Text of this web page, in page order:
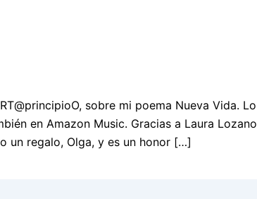
sobre mi poema Nueva Vida. Lo
en Amazon Music. Gracias a Laura Lozano
un regalo, Olga, y es un honor […]